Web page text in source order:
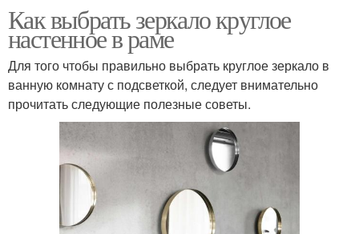
Как выбрать зеркало круглое
настенное в раме
Для того чтобы правильно выбрать круглое зеркало в
ванную комнату с подсветкой, следует внимательно
прочитать следующие полезные советы.